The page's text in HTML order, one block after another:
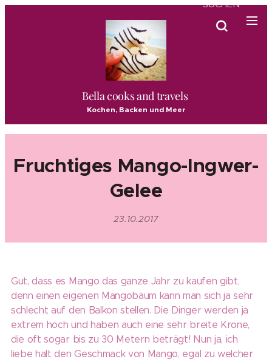
Bella cooks and travels
Kochen, Backen und Meer
SUCHEN
Fruchtiges Mango-Ingwer-
Gelee
23.10.2017
Gut, dass es Mango das ganze Jahr zu kaufen gibt,
denn einen eigenen Mangobaum kann man sich ja sehr
schlecht auf den Balkon stellen. Die Dinger werden ja
extrem hoch und haben auch eine sehr breite Krone,
die oft sogar bis zu 30 Metern beträgt! Nun ja, ich
liebe halt den Geschmack von Mango, egal zu welcher